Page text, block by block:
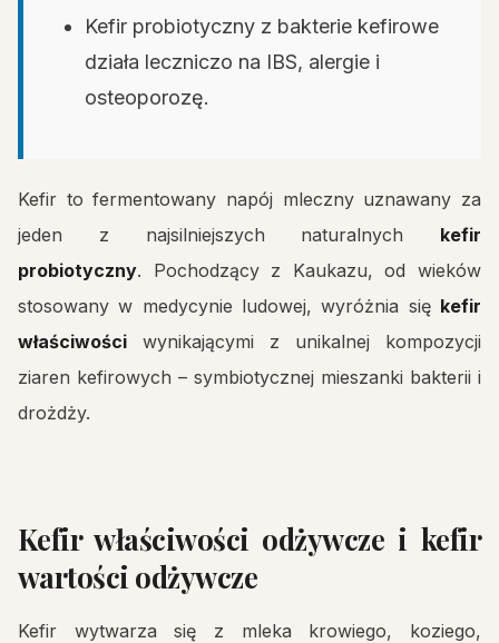
Kefir probiotyczny z bakterie kefirowe
działa leczniczo na IBS, alergie i
osteoporozę.
Kefir to fermentowany napój mleczny uznawany za
jeden z najsilniejszych naturalnych kefir
probiotyczny. Pochodzący z Kaukazu, od wieków
stosowany w medycynie ludowej, wyróżnia się kefir
właściwości wynikającymi z unikalnej kompozycji
ziaren kefirowych – symbiotycznej mieszanki bakterii i
drożdży.
Kefir właściwości odżywcze i kefir
wartości odżywcze
Kefir wytwarza się z mleka krowiego, koziego,